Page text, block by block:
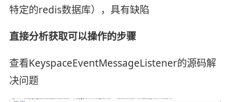
特定的redis数据库），具有缺陷
直接分析获取可以操作的步骤
查看KeyspaceEventMessageListener的源码解
决问题